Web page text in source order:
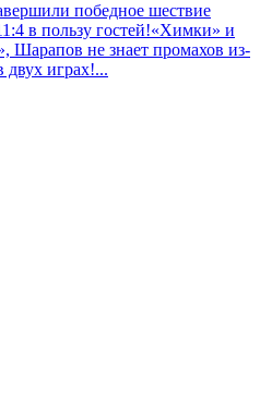
победное шествие
в пользу гостей!«Химки» и
не знает промахов из-
играх!...